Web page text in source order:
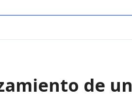
de un